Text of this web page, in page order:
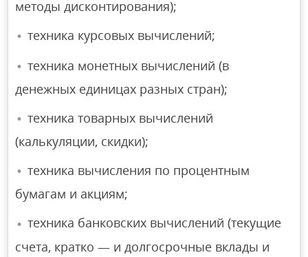
методы дисконтирования);
техника курсовых вычислений;
техника монетных вычислений (в
денежных единицах разных стран);
техника товарных вычислений
(калькуляции, скидки);
техника вычисления по процентным
бумагам и акциям;
техника банковских вычислений (текущие
счета, кратко — и долгосрочные вклады и